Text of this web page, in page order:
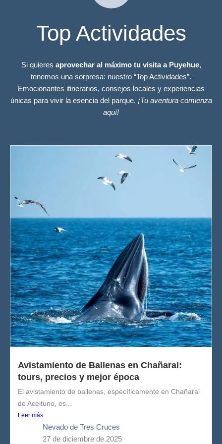
Top Actividades
Si quieres aprovechar al máximo tu visita a Puyehue,
tenemos una sorpresa: nuestro “Top Actividades”.
Emocionantes itinerarios, consejos locales y experiencias
únicas para vivir la esencia del parque. ¡Tu aventura comienza
aquí!
Avistamiento de Ballenas en Chañaral:
tours, precios y mejor época
El avistamiento de ballenas, específicamente en Chañaral
de Aceituno, es...
Leer más
Nevado de Tres Cruces
27 de diciembre de 2025